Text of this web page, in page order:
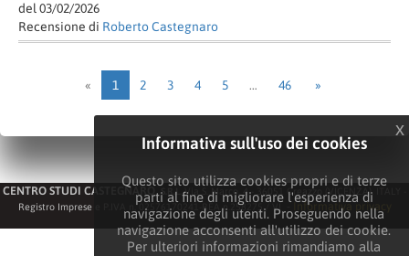
del 03/02/2026
Recensione di Roberto Castegnaro
« 1 2 3 4 5 … 46 »
CENTRO STUDI CASTEGNARO S.R.L.
Via S. Marco, 4 - 36051 Creazzo (VICENZA). ITALY -
Registro Imprese e P.IVA n. 02576170241-REA n.258275 / VI
- Informativa privacy
Informativa sull'uso dei cookies
Questo sito utilizza cookies propri e di terze
parti al fine di migliorare l'esperienza di
navigazione degli utenti. Proseguendo nella
navigazione acconsenti all'utilizzo dei cookie.
Per ulteriori informazioni rimandiamo alla
x